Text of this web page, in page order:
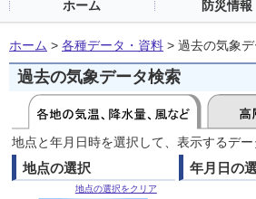
ホーム 防災情報
ホーム > 各種データ・資料 > 過去の気象
過去の気象データ検索
地点と年月日時を選択して、表示するデ
地点の選択
地点の選択をクリア
年月日の